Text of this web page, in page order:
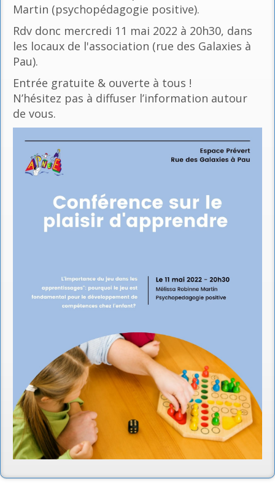
Martin (psychopédagogie positive).
Rdv donc mercredi 11 mai 2022 à 20h30, dans
les locaux de l'association (rue des Galaxies à
Pau).
Entrée gratuite & ouverte à tous !
N’hésitez pas à diffuser l’information autour
de vous.